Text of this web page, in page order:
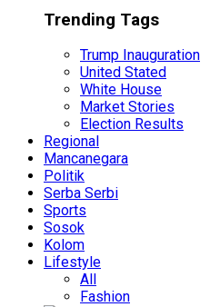
Trending Tags
Trump Inauguration
United Stated
White House
Market Stories
Election Results
Regional
Mancanegara
Politik
Serba Serbi
Sports
Sosok
Kolom
Lifestyle
All
Fashion